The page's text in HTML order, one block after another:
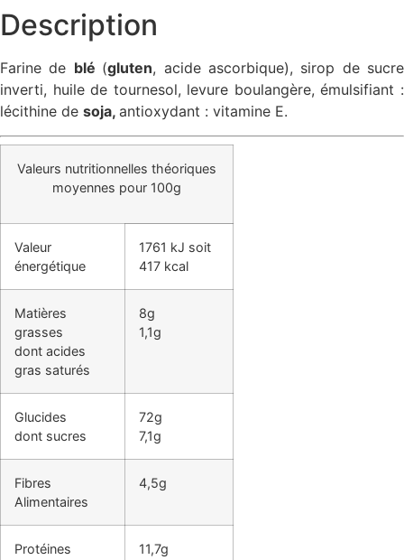
Description
Farine de blé (gluten, acide ascorbique), sirop de sucre
inverti, huile de tournesol, levure boulangère, émulsifiant :
lécithine de soja, antioxydant : vitamine E.
Valeurs nutritionnelles théoriques
moyennes pour 100g
Valeur
énergétique
1761 kJ soit
417 kcal
Matières
grasses
dont acides
gras saturés
8g
1,1g
Glucides
dont sucres
72g
7,1g
Fibres
Alimentaires
4,5g
Protéines 11,7g